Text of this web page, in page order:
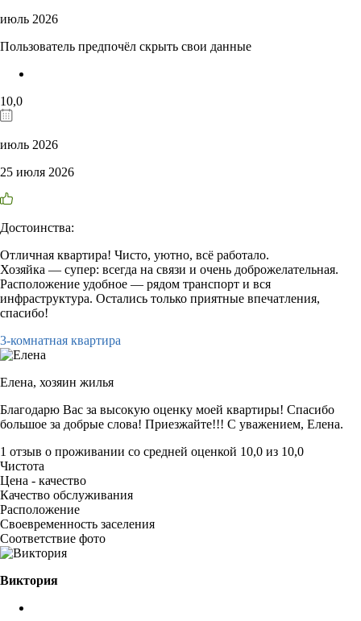
июль 2026
Пользователь предпочёл скрыть свои данные
10,0
июль 2026
25 июля 2026
Достоинства:
Отличная квартира! Чисто, уютно, всё работало.
Хозяйка — супер: всегда на связи и очень доброжелательная.
Расположение удобное — рядом транспорт и вся
инфраструктура. Остались только приятные впечатления,
спасибо!
3-комнатная квартира
Елена, хозяин жилья
Благодарю Вас за высокую оценку моей квартиры! Спасибо
большое за добрые слова! Приезжайте!!! С уважением, Елена.
1 отзыв о проживании со средней оценкой 10,0 из 10,0
Чистота
Цена - качество
Качество обслуживания
Расположение
Своевременность заселения
Соответствие фото
Виктория